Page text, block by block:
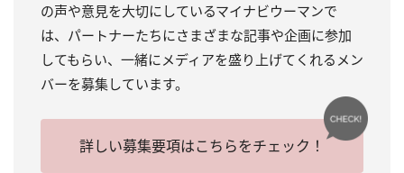
の声や意見を大切にしているマイナビウーマンで
は、パートナーたちにさまざまな記事や企画に参加
してもらい、一緒にメディアを盛り上げてくれるメン
バーを募集しています。
詳しい募集要項はこちらをチェック！